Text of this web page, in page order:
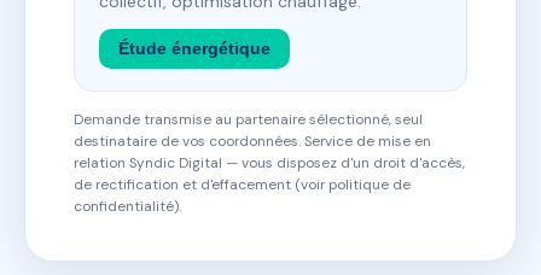
Étude énergétique
Demande transmise au partenaire sélectionné, seul
destinataire de vos coordonnées. Service de mise en
relation Syndic Digital — vous disposez d'un droit d'accès,
de rectification et d'effacement (voir politique de
confidentialité).